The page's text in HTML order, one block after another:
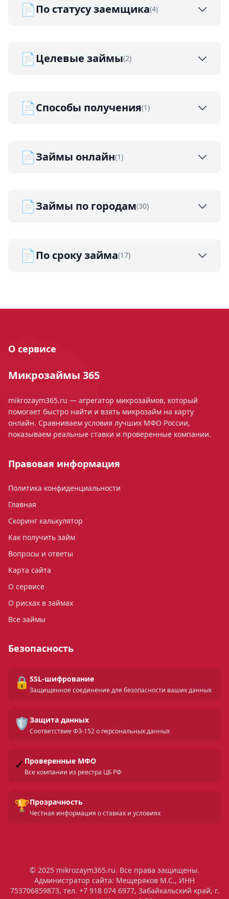
📄По статусу заемщика(4)
📄Целевые займы(2)
📄Способы получения(1)
📄Займы онлайн(1)
📄Займы по городам(30)
📄По сроку займа(17)
О сервисе
Микрозаймы 365
mikrozaym365.ru — агрегатор микрозаймов, который
помогает быстро найти и взять микрозайм на карту
онлайн. Сравниваем условия лучших МФО России,
показываем реальные ставки и проверенные компании.
Правовая информация
Политика конфиденциальности
Главная
Скоринг калькулятор
Как получить займ
Вопросы и ответы
Карта сайта
О сервисе
О рисках в займах
Все займы
Безопасность
🔒 SSL-шифрование
Защищенное соединение для безопасности ваших данных
🛡️ Защита данных
Соответствие ФЗ-152 о персональных данных
✓ Проверенные МФО
Все компании из реестра ЦБ РФ
🏆Прозрачность
Честная информация о ставках и условиях
© 2025 mikrozaym365.ru. Все права защищены.
Администратор сайта: Мещеряков М.С., ИНН
753706859873, тел. +7 918 074 6977, Забайкальский край, г.